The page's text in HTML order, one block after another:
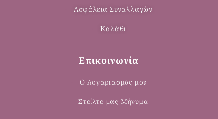
Ασφάλεια Συναλλαγών
Καλάθι
Επικοινωνία
Ο Λογαριασμός μου
Στείλτε μας Μήνυμα